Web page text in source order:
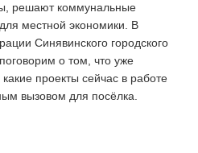
решают коммунальные
местной экономики. В
Синявинского городского
о том, что уже
проекты сейчас в работе
вызовом для посёлка.